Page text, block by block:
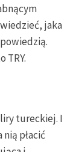
jaka
TRY.
tureckiej. I
płacić